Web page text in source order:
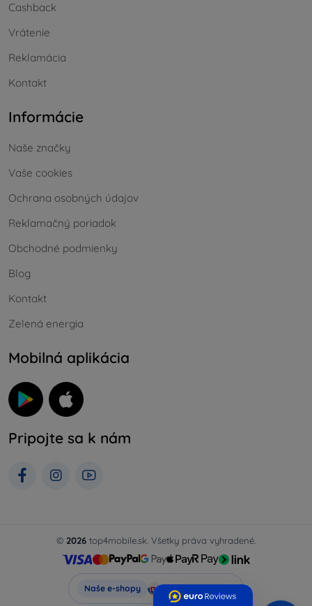
Cashback
Vrátenie
Reklamácia
Kontakt
Informácie
Naše značky
Vaše cookies
Ochrana osobných údajov
Reklamačný poriadok
Obchodné podmienky
Blog
Kontakt
Zelená energia
Mobilná aplikácia
Pripojte sa k nám
© 2026 top4mobile.sk. Všetky práva vyhradené.
Naše e-shopy Top4Mobile.sk